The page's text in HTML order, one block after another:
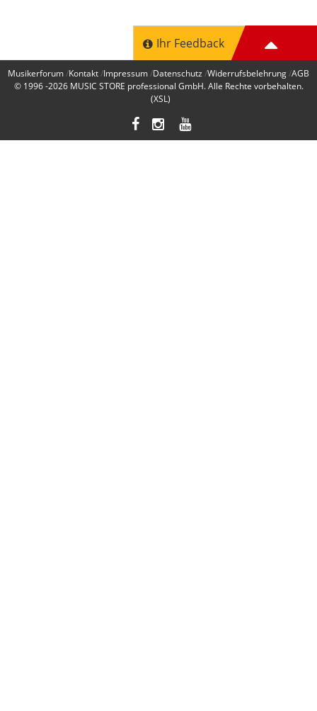
Ihr Feedback
Musikerforum Kontakt Impressum Datenschutz Widerrufsbelehrung AGB
© 1996 -2026 MUSIC STORE professional GmbH. Alle Rechte vorbehalten.
(XSL)